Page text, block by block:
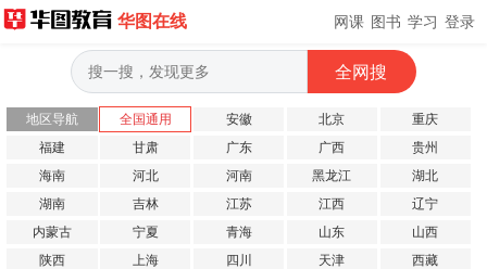
华图在线 网课 图书 学习 登录
地区导航 全国通用 安徽 北京
重庆
福建
甘肃 广东 广西
贵州
海南
河北 河南 黑龙江
湖北
湖南
吉林 江苏 江西
辽宁
内蒙古
宁夏 青海 山东
山西
陕西
上海 四川 天津
西藏